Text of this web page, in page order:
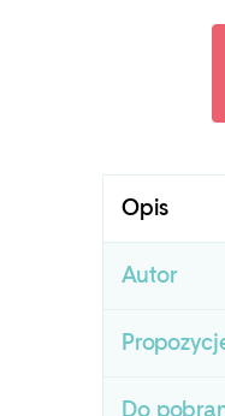
Opis
Autor
Do